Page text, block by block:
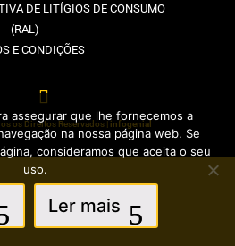
DE LITÍGIOS DE CONSUMO
(RAL)
E CONDIÇÕES
os Direitos Reservados | infogenial
assegurar que lhe fornecemos a
na nossa página web. Se
consideramos que aceita o seu
uso.
Ler mais